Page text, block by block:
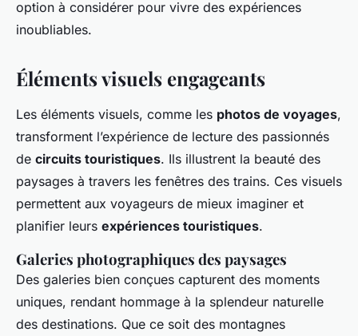
option à considérer pour vivre des expériences
inoubliables.
Éléments visuels engageants
Les éléments visuels, comme les photos de voyages,
transforment l’expérience de lecture des passionnés
de circuits touristiques. Ils illustrent la beauté des
paysages à travers les fenêtres des trains. Ces visuels
permettent aux voyageurs de mieux imaginer et
planifier leurs expériences touristiques.
Galeries photographiques des paysages
Des galeries bien conçues capturent des moments
uniques, rendant hommage à la splendeur naturelle
des destinations. Que ce soit des montagnes